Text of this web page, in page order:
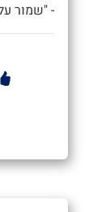
- "שמור